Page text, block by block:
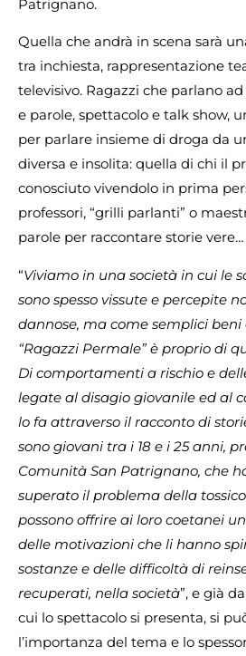
Patrignano.
Quella che andrà in scena sarà
tra inchiesta, rappresentazione
televisivo. Ragazzi che parlano
e parole, spettacolo e talk show,
per parlare insieme di droga da
diversa e insolita: quella di chi il
conosciuto vivendolo in prima
professori, “grilli parlanti” o
parole per raccontare storie vere…
“Viviamo in una società in cui le
sono spesso vissute e percepite
dannose, ma come semplici beni
“Ragazzi Permale” è proprio di
Di comportamenti a rischio e
legate al disagio giovanile ed al
lo fa attraverso il racconto di
sono giovani tra i 18 e i 25 anni,
Comunità San Patrignano, che
superato il problema della
possono offrire ai loro coetanei
delle motivazioni che li hanno
sostanze e delle difficoltà di
recuperati, nella società”, e già
cui lo spettacolo si presenta, si
l’importanza del tema e lo